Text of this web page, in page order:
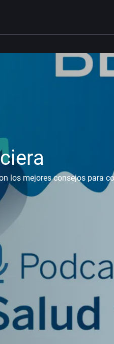
los mejores consejos para